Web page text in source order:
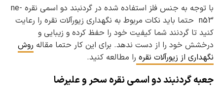
با توجه به جنس فلز استفاده شده در گردنبند دو اسمی نقره ne-
n53 حتما باید نکات مربوط به نگهداری زیورآلات نقره را رعایت
کنید تا گردنند شما کیفیت خود را حفظ کرده و زیبایی و
درخشش خود را از دست ندهد. برای این کار حتما مقاله روش
نگهداری از زیورآلات نقره را مطالعه کنید.
جعبه گردنبند دو اسمی نقره سحر و علیرضا